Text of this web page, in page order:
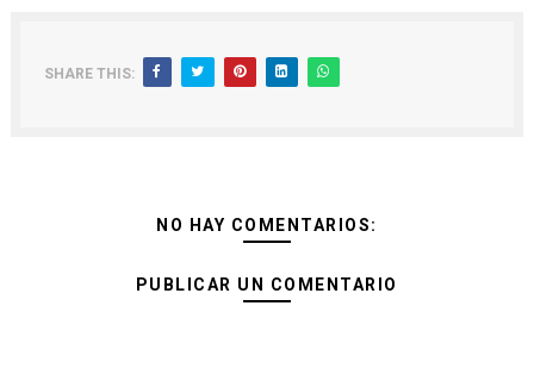
SHARE THIS:
NO HAY COMENTARIOS:
PUBLICAR UN COMENTARIO